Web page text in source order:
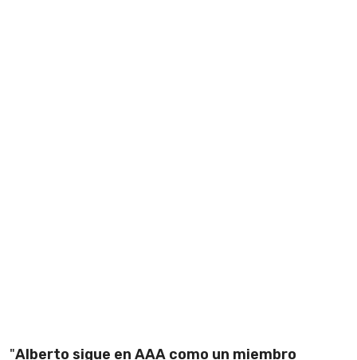
"Alberto sigue en AAA como un miembro